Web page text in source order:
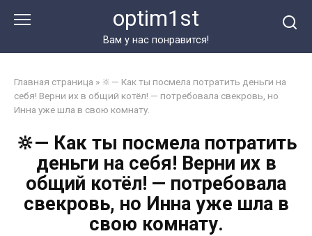
optim1st
Вам у нас понравится!
Главная страница » 🔆— Как ты посмела потратить деньги на
себя! Верни их в общий котёл! — потребовала свекровь, но
Инна уже шла в свою комнату.
🔆— Как ты посмела потратить
деньги на себя! Верни их в
общий котёл! — потребовала
свекровь, но Инна уже шла в
свою комнату.